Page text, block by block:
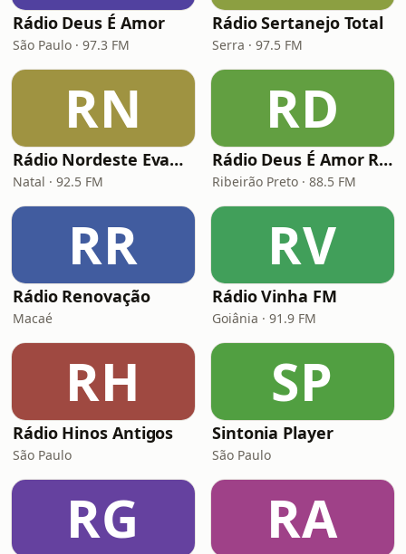
Rádio Deus É Amor
São Paulo · 97.3 FM
Rádio Sertanejo Total
Serra · 97.5 FM
RN
Rádio Nordeste Evangélica
Natal · 92.5 FM
RD
Rádio Deus É Amor Ribeirão Preto
Ribeirão Preto · 88.5 FM
RR
Rádio Renovação
Macaé
RV
Rádio Vinha FM
Goiânia · 91.9 FM
RH
Rádio Hinos Antigos
São Paulo
SP
Sintonia Player
São Paulo
RG RA